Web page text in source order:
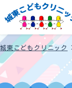
城東こどもクリニック